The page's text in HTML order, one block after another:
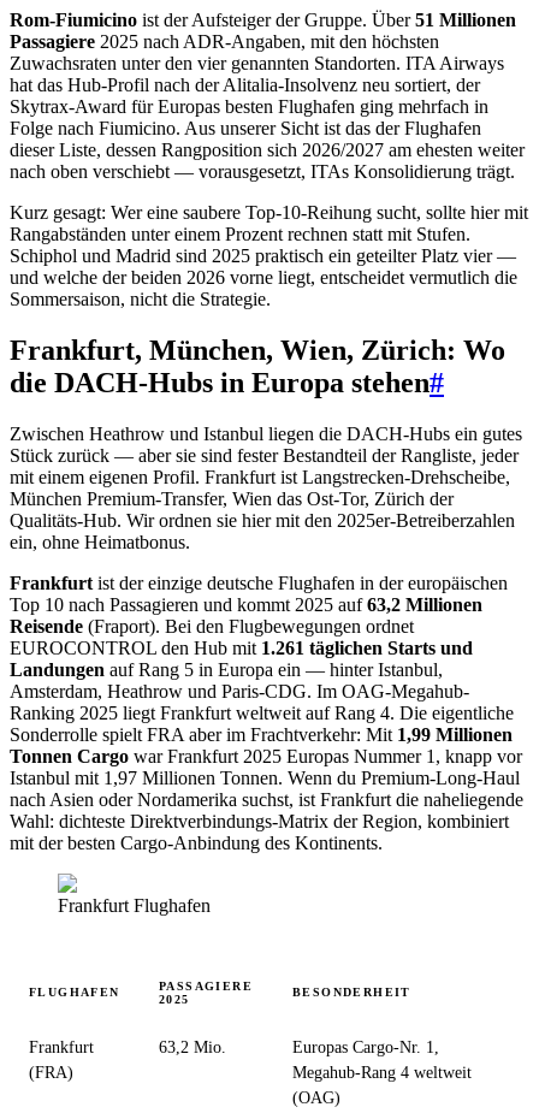
Rom-Fiumicino ist der Aufsteiger der Gruppe. Über51 Millionen
Passagiere 2025 nach ADR-Angaben, mit den höchsten
Zuwachsraten unter den vier genannten Standorten. ITA Airways
hat das Hub-Profil nach der Alitalia-Insolvenz neu sortiert, der
Skytrax-Award für Europas besten Flughafen ging mehrfach in
Folge nach Fiumicino. Aus unserer Sicht ist das der Flughafen
dieser Liste, dessen Rangposition sich 2026/2027 am ehesten weiter
nach oben verschiebt — vorausgesetzt, ITAs Konsolidierung trägt.
Kurz gesagt: Wer eine saubere Top-10-Reihung sucht, sollte hier mit
Rangabständen unter einem Prozent rechnen statt mit Stufen.
Schiphol und Madrid sind 2025 praktisch ein geteilter Platz vier —
und welche der beiden 2026 vorne liegt, entscheidet vermutlich die
Sommersaison, nicht die Strategie.
Frankfurt, München, Wien, Zürich: Wo
die DACH-Hubs in Europa stehen#
Zwischen Heathrow und Istanbul liegen die DACH-Hubs ein gutes
Stück zurück — aber sie sind fester Bestandteil der Rangliste, jeder
mit einem eigenen Profil. Frankfurt ist Langstrecken-Drehscheibe,
München Premium-Transfer, Wien das Ost-Tor, Zürich der
Qualitäts-Hub. Wir ordnen sie hier mit den 2025er-Betreiberzahlen
ein, ohne Heimatbonus.
Frankfurt ist der einzige deutsche Flughafen in der europäischen
Top 10 nach Passagieren und kommt 2025 auf63,2 Millionen
Reisende (Fraport). Bei den Flugbewegungen ordnet
EUROCONTROL den Hub mit 1.261 täglichen Starts und
Landungen auf Rang 5 in Europa ein — hinter Istanbul,
Amsterdam, Heathrow und Paris-CDG. Im OAG-Megahub-
Ranking 2025 liegt Frankfurt weltweit auf Rang 4. Die eigentliche
Sonderrolle spielt FRA aber im Fracht­verkehr: Mit 1,99 Millionen
Tonnen Cargo war Frankfurt 2025 Europas Nummer 1, knapp vor
Istanbul mit 1,97 Millionen Tonnen. Wenn du Premium-Long-Haul
nach Asien oder Nordamerika suchst, ist Frankfurt die naheliegende
Wahl: dichteste Direktverbindungs-Matrix der Region, kombiniert
mit der besten Cargo-Anbindung des Kontinents.
Frankfurt Flughafen
FLUGHAFEN
PASSAGIERE
2025
BESONDERHEIT
Frankfurt
(FRA)
63,2 Mio.
Europas Cargo-Nr. 1,
Megahub-Rang 4 weltweit
(OAG)